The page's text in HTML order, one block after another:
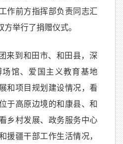
作前方指挥部负责同志汇
举行了捐赠仪式。
来到和田市、和田县，深
场馆、爱国主义教育基地
和项目规划建设情况，看
于高原边境的和康县、和
乡村发展、政务服务中心
援疆干部工作生活情况，